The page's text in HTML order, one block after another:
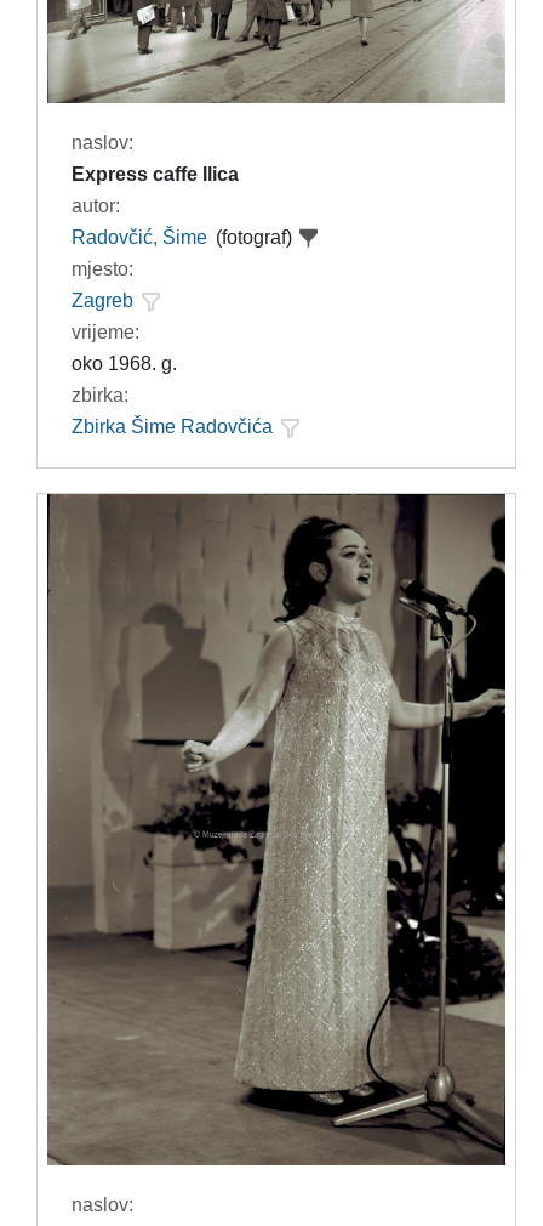
naslov:
Express caffe Ilica
autor:
Radovčić, Šime (fotograf)
mjesto:
Zagreb
vrijeme:
oko 1968. g.
zbirka:
Zbirka Šime Radovčića
naslov: